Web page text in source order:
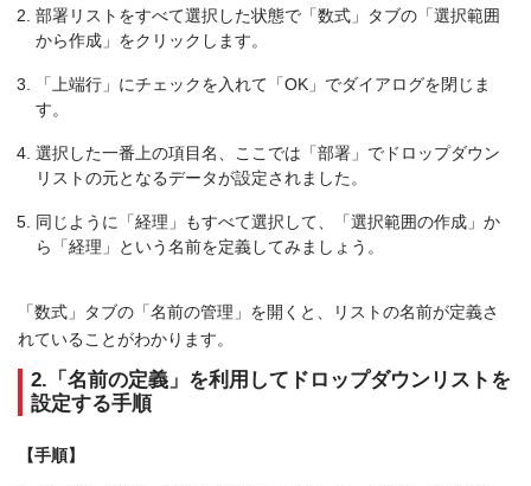
部署リストをすべて選択した状態で「数式」タブの「選択範囲
から作成」をクリックします。
「上端行」にチェックを入れて「OK」でダイアログを閉じま
す。
選択した一番上の項目名、ここでは「部署」でドロップダウン
リストの元となるデータが設定されました。
同じように「経理」もすべて選択して、「選択範囲の作成」か
ら「経理」という名前を定義してみましょう。
「数式」タブの「名前の管理」を開くと、リストの名前が定義さ
れていることがわかります。
2.「名前の定義」を利用してドロップダウンリストを
設定する手順
【手順】